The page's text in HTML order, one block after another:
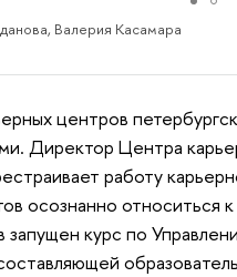
Валерия Касамара
центров
Директор Центра
работу
осознанно относиться
запущен курс по